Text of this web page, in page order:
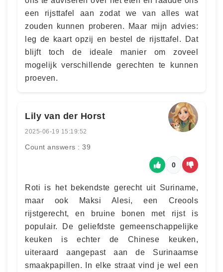
een rijsttafel aan zodat we van alles wat
zouden kunnen proberen. Maar mijn advies:
leg de kaart opzij en bestel de rijsttafel. Dat
blijft toch de ideale manier om zoveel
mogelijk verschillende gerechten te kunnen
proeven.
Lily van der Horst
2025-06-19 15:19:52
Count answers : 39
0
Roti is het bekendste gerecht uit Suriname,
maar ook Maksi Alesi, een Creools
rijstgerecht, en bruine bonen met rijst is
populair. De geliefdste gemeenschappelijke
keuken is echter de Chinese keuken,
uiteraard aangepast aan de Surinaamse
smaakpapillen. In elke straat vind je wel een